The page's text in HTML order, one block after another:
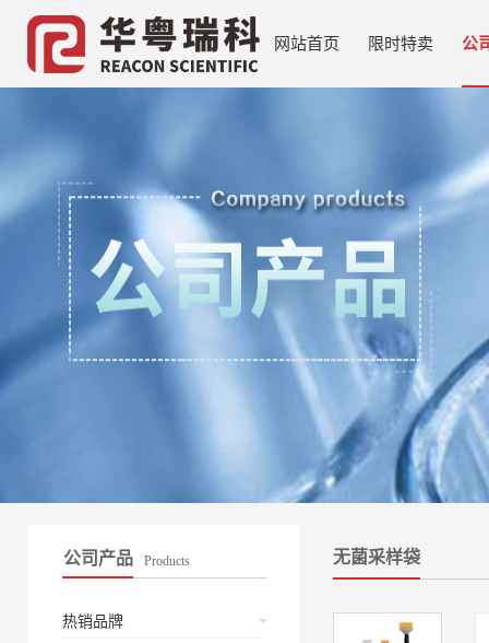
网站首页 限时特卖 公
公司产品 Products
热销品牌
无菌采样袋